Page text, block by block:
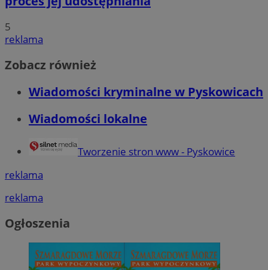
5
reklama
Zobacz również
Wiadomości kryminalne w Pyskowicach
Wiadomości lokalne
Tworzenie stron www - Pyskowice
reklama
reklama
Ogłoszenia